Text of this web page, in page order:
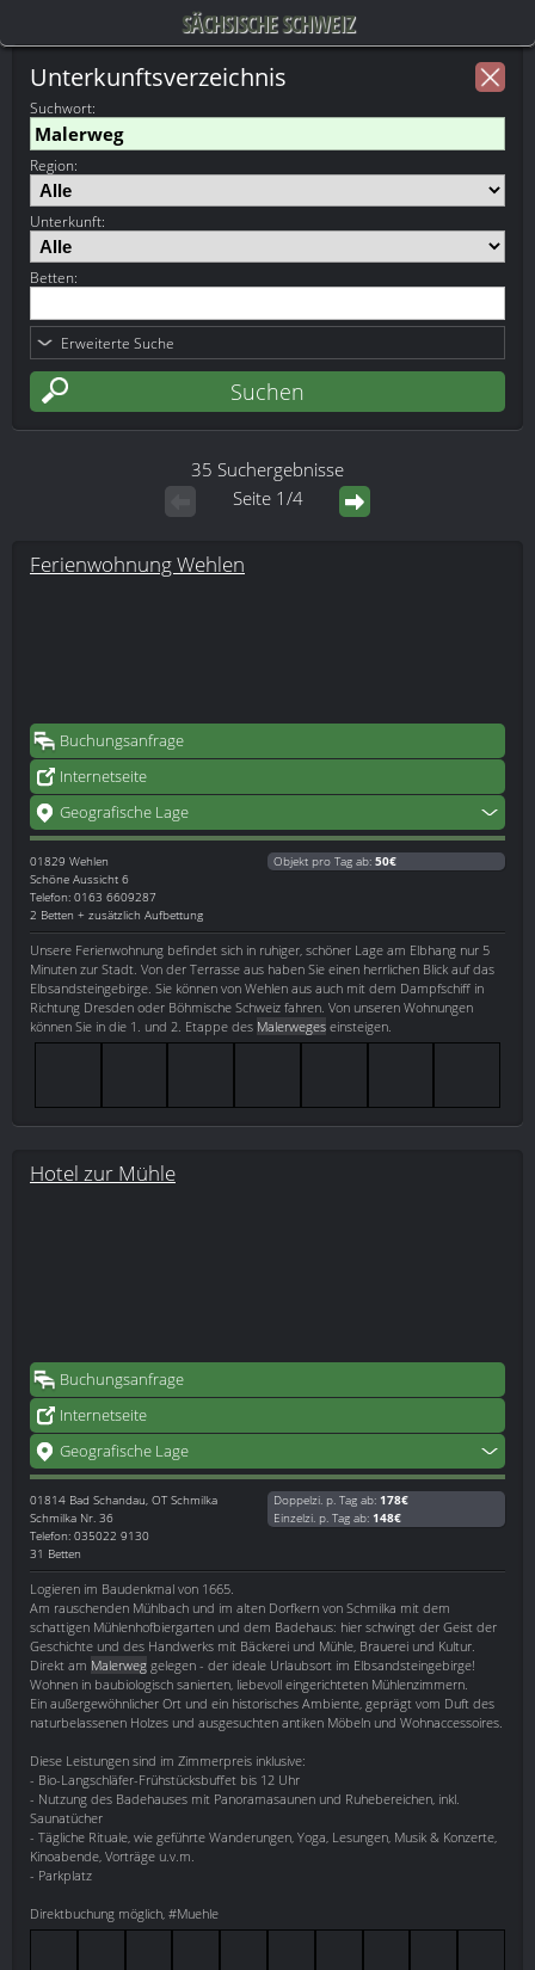
SÄCHSISCHE SCHWEIZ
Unterkunftsverzeichnis
Suchwort:
Region:
Unterkunft:
Betten:
Erweiterte Suche
35 Suchergebnisse
Seite 1/4
Ferienwohnung Wehlen
Buchungsanfrage
Internetseite
Geografische Lage
01829 Wehlen
Schöne Aussicht 6
Telefon: 0163 6609287
2 Betten + zusätzlich Aufbettung
Objekt pro Tag ab: 50€
Unsere Ferienwohnung befindet sich in ruhiger, schöner Lage am Elbhang nur 5
Minuten zur Stadt. Von der Terrasse aus haben Sie einen herrlichen Blick auf das
Elbsandsteingebirge. Sie können von Wehlen aus auch mit dem Dampfschiff in
Richtung Dresden oder Böhmische Schweiz fahren. Von unseren Wohnungen
können Sie in die 1. und 2. Etappe des Malerweges einsteigen.
Hotel zur Mühle
Buchungsanfrage
Internetseite
Geografische Lage
01814 Bad Schandau, OT Schmilka
Schmilka Nr. 36
Telefon: 035022 9130
31 Betten
Doppelzi. p. Tag ab: 178€
Einzelzi. p. Tag ab: 148€
Logieren im Baudenkmal von 1665.
Am rauschenden Mühlbach und im alten Dorfkern von Schmilka mit dem
schattigen Mühlenhofbiergarten und dem Badehaus: hier schwingt der Geist der
Geschichte und des Handwerks mit Bäckerei und Mühle, Brauerei und Kultur.
Direkt am Malerweg gelegen - der ideale Urlaubsort im Elbsandsteingebirge!
Wohnen in baubiologisch sanierten, liebevoll eingerichteten Mühlenzimmern.
Ein außergewöhnlicher Ort und ein historisches Ambiente, geprägt vom Duft des
naturbelassenen Holzes und ausgesuchten antiken Möbeln und Wohnaccessoires.
Diese Leistungen sind im Zimmerpreis inklusive:
- Bio-Langschläfer-Frühstücksbuffet bis 12 Uhr
- Nutzung des Badehauses mit Panoramasaunen und Ruhebereichen, inkl.
Saunatücher
- Tägliche Rituale, wie geführte Wanderungen, Yoga, Lesungen, Musik & Konzerte,
Kinoabende, Vorträge u.v.m.
- Parkplatz
Direktbuchung möglich, #Muehle